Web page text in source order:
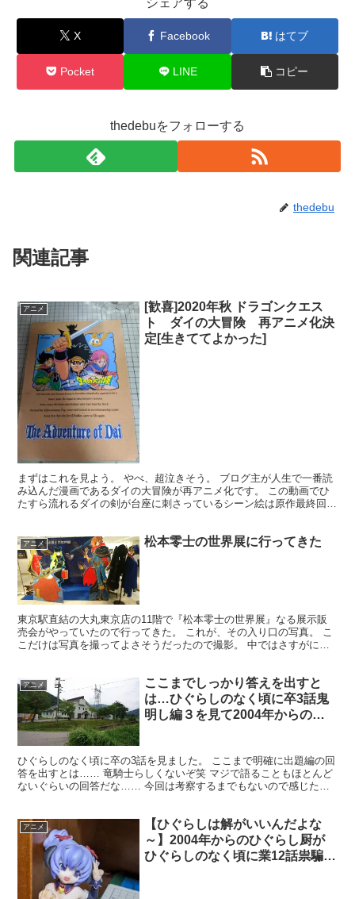
X Facebook はてブ
Pocket LINE コピー
thedebuをフォローする
thedebu
関連記事
アニメ
[歓喜]2020年秋 ドラゴンクエス
ト ダイの大冒険 再アニメ化決
定[生きててよかった]
まずはこれを見よう。 やべ、超泣きそう。 ブログ主が人生で一番読
み込んだ漫画であるダイの大冒険が再アニメ化です。 この動画でひ
たすら流れるダイの剣が台座に刺さっているシーン絵は原作最終回の
アニメ 松本零士の世界展に行ってきた
東京駅直結の大丸東京店の11階で『松本零士の世界展』なる展示販
売会がやっていたので行ってきた。 これが、その入り口の写真。 こ
こだけは写真を撮ってよさそうだったので撮影。 中ではさすがに写
アニメ
ここまでしっかり答えを出すと
は…ひぐらしのなく頃に卒3話鬼
明し編３を見て2004年からのひ
ひぐらしのなく頃に卒の3話を見ました。 ここまで明確に出題編の回
答を出すとは…… 竜騎士らしくないぞ笑 マジで語ることもほとんど
ないぐらいの回答だな…… 今回は考察するまでもないので感じた事
アニメ
【ひぐらしは解がいいんだよな
～】2004年からのひぐらし厨が
ひぐらしのなく頃に業12話祟騙し